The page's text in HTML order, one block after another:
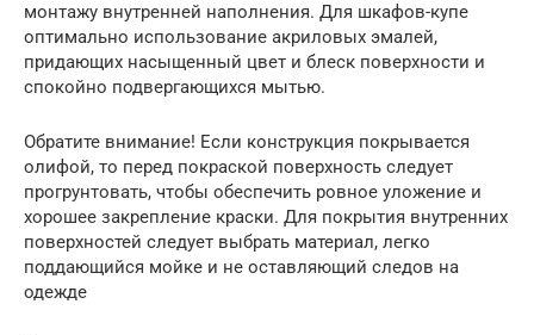
монтажу внутренней наполнения. Для шкафов-купе
оптимально использование акриловых эмалей,
придающих насыщенный цвет и блеск поверхности и
спокойно подвергающихся мытью.
Обратите внимание! Если конструкция покрывается
олифой, то перед покраской поверхность следует
прогрунтовать, чтобы обеспечить ровное уложение и
хорошее закрепление краски. Для покрытия внутренних
поверхностей следует выбрать материал, легко
поддающийся мойке и не оставляющий следов на
одежде